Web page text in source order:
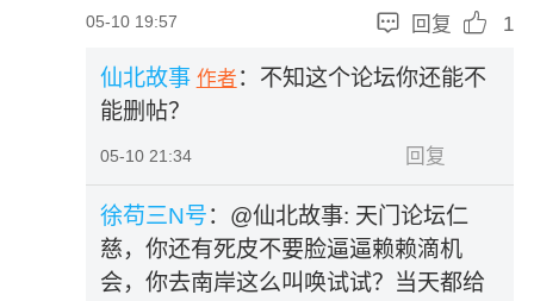
05-10 19:57  回复  1
仙北故事 作者 ：不知这个论坛你还能不
能删帖？
05-10 21:34 回复
徐苟三N号： @仙北故事: 天门论坛仁
慈，你还有死皮不要脸逼逼赖赖滴机
会，你去南岸这么叫唤试试？当天都给